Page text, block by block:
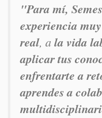
"Para mí,
experiencia
real, ala vida
aplicar tus
enfrentarte a
aprendes a